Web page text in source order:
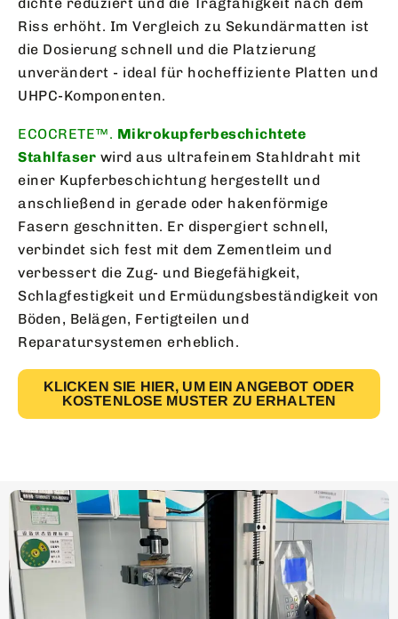
Riss erhöht. Im Vergleich zu Sekundärmatten ist
die Dosierung schnell und die Platzierung
unverändert - ideal für hocheffiziente Platten und
UHPC-Komponenten.
ECOCRETE™. Mikrokupferbeschichtete
Stahlfaser wird aus ultrafeinem Stahldraht mit
einer Kupferbeschichtung hergestellt und
anschließend in gerade oder hakenförmige
Fasern geschnitten. Er dispergiert schnell,
verbindet sich fest mit dem Zementleim und
verbessert die Zug- und Biegefähigkeit,
Schlagfestigkeit und Ermüdungsbeständigkeit von
Böden, Belägen, Fertigteilen und
Reparatursystemen erheblich.
KLICKEN SIE HIER, UM EIN ANGEBOT ODER
KOSTENLOSE MUSTER ZU ERHALTEN